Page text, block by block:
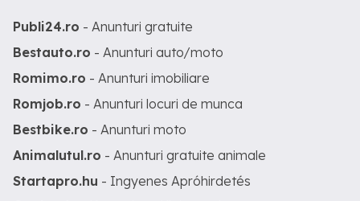
Publi24.ro - Anunturi gratuite
Bestauto.ro - Anunturi auto/moto
Romimo.ro - Anunturi imobiliare
Romjob.ro - Anunturi locuri de munca
Bestbike.ro - Anunturi moto
Animalutul.ro - Anunturi gratuite animale
Startapro.hu - Ingyenes Apróhirdetés